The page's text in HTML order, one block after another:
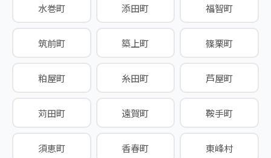
水巻町 添田町 福智町
筑前町 築上町 篠栗町
粕屋町 糸田町 芦屋町
苅田町 遠賀町 鞍手町
須恵町 香春町 東峰村